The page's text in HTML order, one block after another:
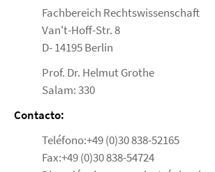
Fachbereich Rechtswissenschaft
Van't-Hoff-Str. 8
D- 14195 Berlin
Prof. Dr. Helmut Grothe
Salam: 330
Contacto:
Teléfono:+49 (0)30 838-52165
Fax:+49 (0)30 838-54724